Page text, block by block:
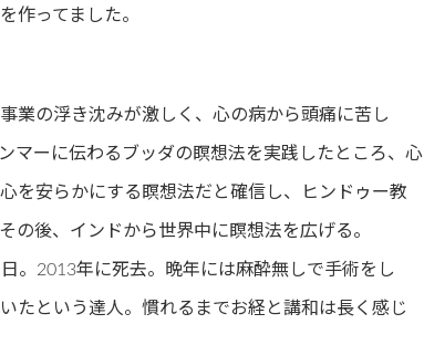
作ってました。
業の浮き沈みが激しく、心の病から頭痛に苦し
マーに伝わるブッダの瞑想法を実践したところ、心
を安らかにする瞑想法だと確信し、ヒンドゥー教
の後、インドから世界中に瞑想法を広げる。
。2013年に死去。晩年には麻酔無しで手術をし
たという達人。慣れるまでお経と講和は長く感じ